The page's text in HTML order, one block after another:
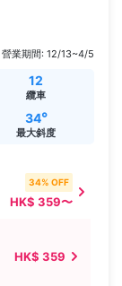
營業期間: 12/13~4/5
12
纜車
34°
最大斜度
34% OFF
HK$ 359〜
HK$ 359